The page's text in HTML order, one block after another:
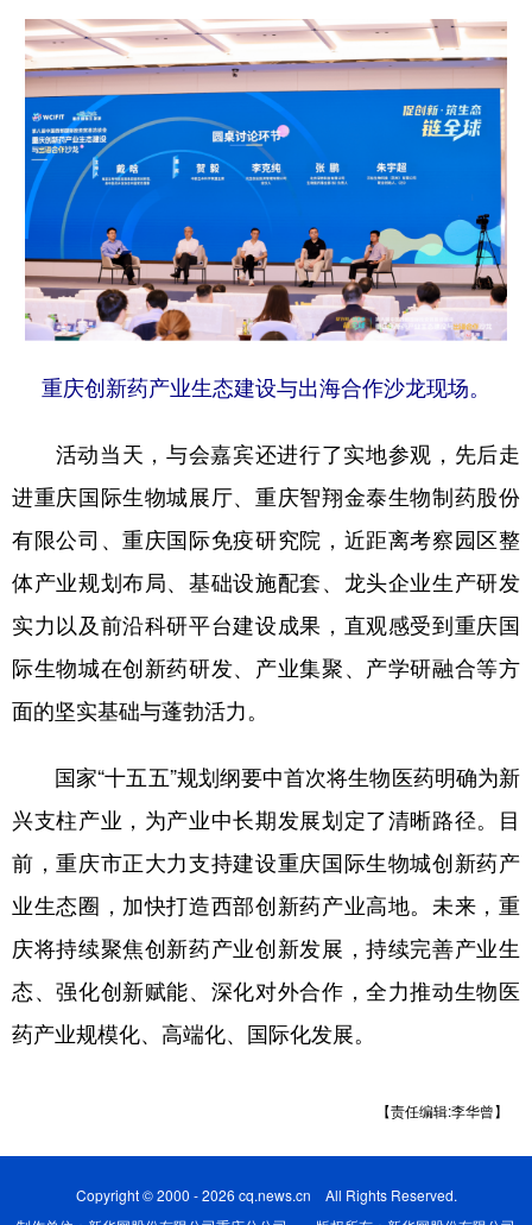
重庆创新药产业生态建设与出海合作沙龙现场。
活动当天，与会嘉宾还进行了实地参观，先后走
进重庆国际生物城展厅、重庆智翔金泰生物制药股份
有限公司、重庆国际免疫研究院，近距离考察园区整
体产业规划布局、基础设施配套、龙头企业生产研发
实力以及前沿科研平台建设成果，直观感受到重庆国
际生物城在创新药研发、产业集聚、产学研融合等方
面的坚实基础与蓬勃活力。
国家“十五五”规划纲要中首次将生物医药明确为新
兴支柱产业，为产业中长期发展划定了清晰路径。目
前，重庆市正大力支持建设重庆国际生物城创新药产
业生态圈，加快打造西部创新药产业高地。未来，重
庆将持续聚焦创新药产业创新发展，持续完善产业生
态、强化创新赋能、深化对外合作，全力推动生物医
药产业规模化、高端化、国际化发展。
【责任编辑:李华曾】
Copyright © 2000 - 2026 cq.news.cn All Rights Reserved.